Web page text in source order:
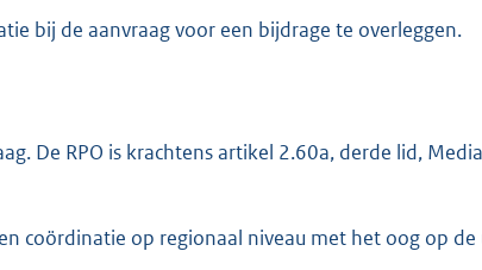
bij de aanvraag voor een bijdrage te overleggen.
De RPO is krachtens artikel 2.60a, derde lid,
coördinatie op regionaal niveau met het oog op